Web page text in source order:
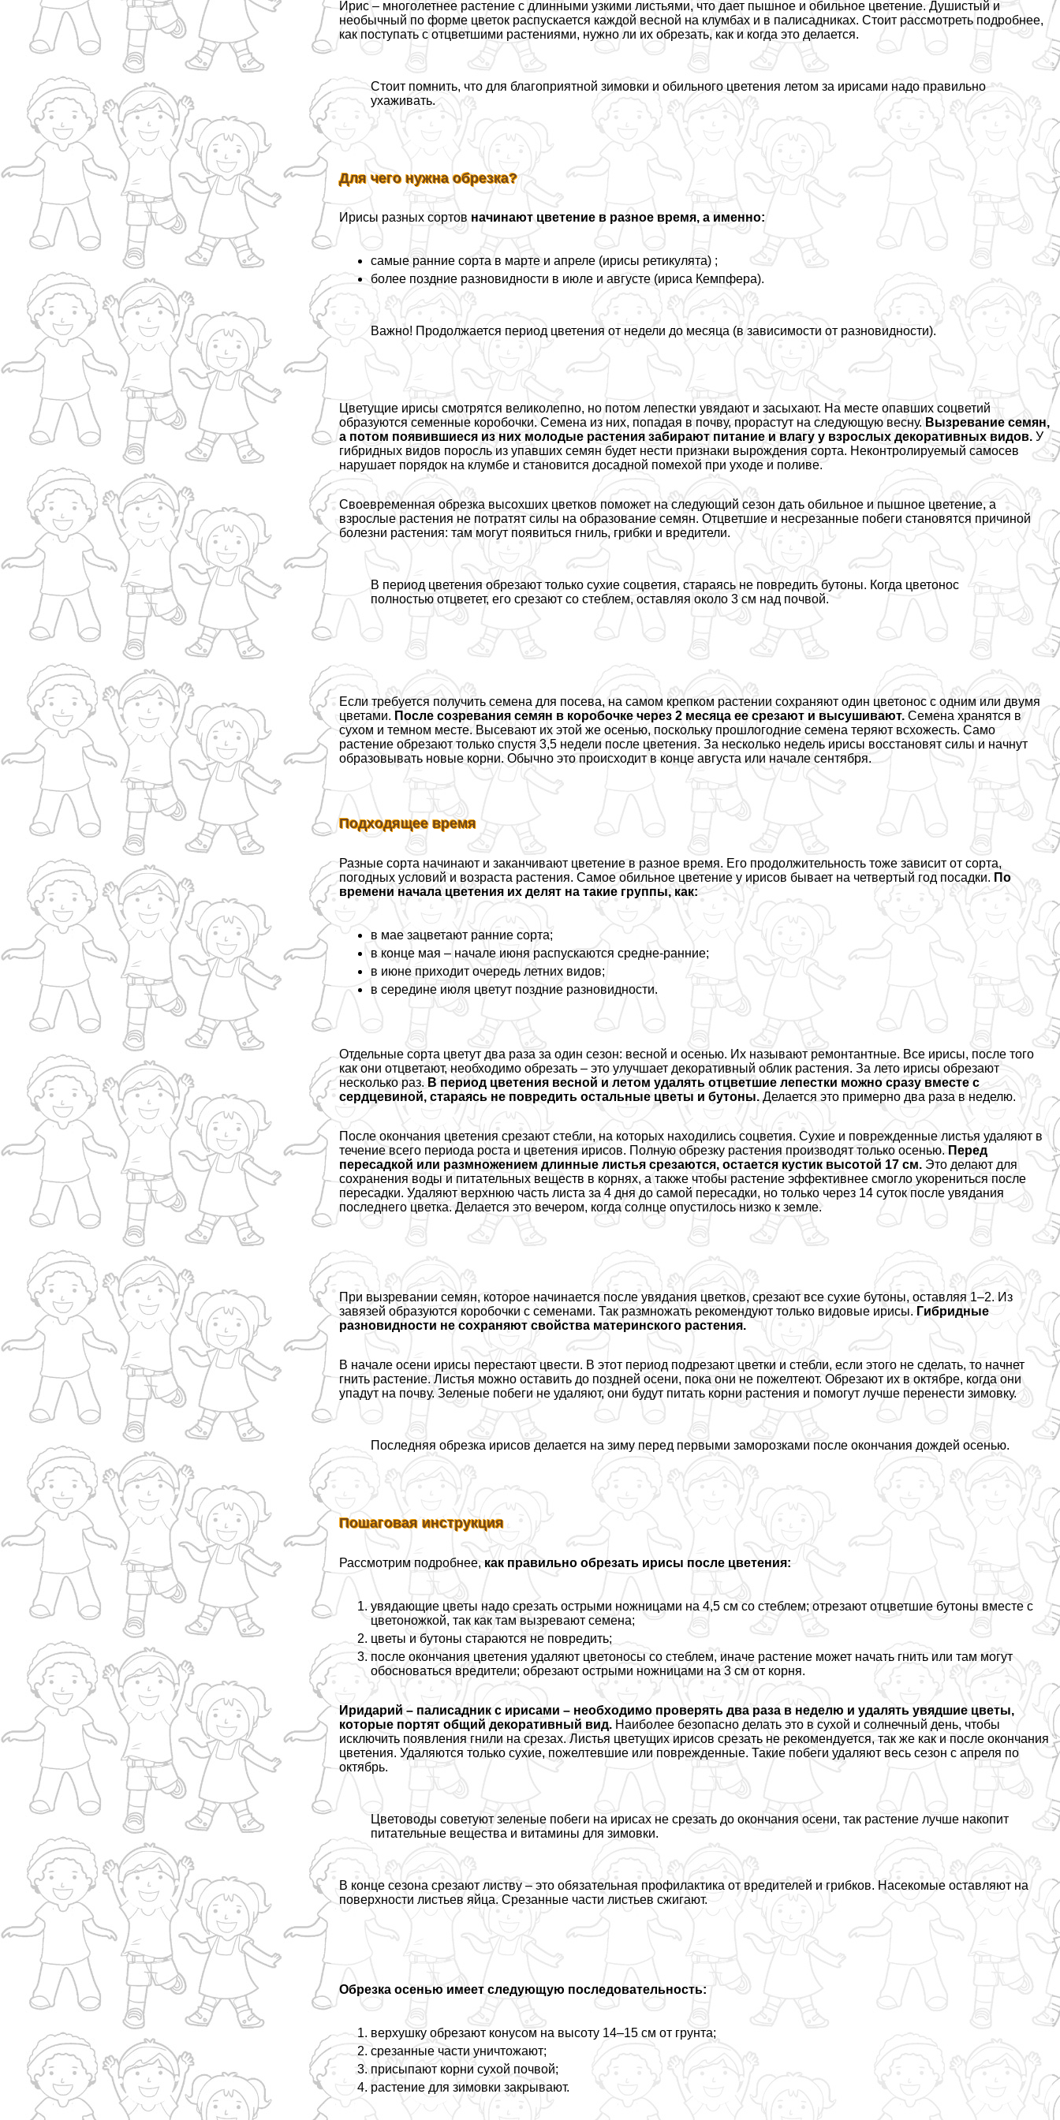
Ирис – многолетнее растение с длинными узкими листьями, что дает пышное и обильное цветение. Душистый и
необычный по форме цветок распускается каждой весной на клумбах и в палисадниках. Стоит рассмотреть подробнее,
как поступать с отцветшими растениями, нужно ли их обрезать, как и когда это делается.
Стоит помнить, что для благоприятной зимовки и обильного цветения летом за ирисами надо правильно
ухаживать.
Для чего нужна обрезка?
Ирисы разных сортов начинают цветение в разное время, а именно:
самые ранние сорта в марте и апреле (ирисы ретикулята) ;
более поздние разновидности в июле и августе (ириса Кемпфера).
Важно! Продолжается период цветения от недели до месяца (в зависимости от разновидности).
Цветущие ирисы смотрятся великолепно, но потом лепестки увядают и засыхают. На месте опавших соцветий
образуются семенные коробочки. Семена из них, попадая в почву, прорастут на следующую весну. Вызревание семян,
а потом появившиеся из них молодые растения забирают питание и влагу у взрослых декоративных видов. У
гибридных видов поросль из упавших семян будет нести признаки вырождения сорта. Неконтролируемый самосев
нарушает порядок на клумбе и становится досадной помехой при уходе и поливе.
Своевременная обрезка высохших цветков поможет на следующий сезон дать обильное и пышное цветение, а
взрослые растения не потратят силы на образование семян. Отцветшие и несрезанные побеги становятся причиной
болезни растения: там могут появиться гниль, грибки и вредители.
В период цветения обрезают только сухие соцветия, стараясь не повредить бутоны. Когда цветонос
полностью отцветет, его срезают со стeблем, оставляя около 3 см над почвой.
Если требуется получить семена для посева, на самом крепком растении сохраняют один цветонос с одним или двумя
цветами. После созревания семян в коробочке через 2 месяца ее срезают и высушивают. Семена хранятся в
сухом и темном месте. Высевают их этой же осенью, поскольку прошлогодние семена теряют всхожесть. Само
растение обрезают только спустя 3,5 недели после цветения. За несколько недель ирисы восстановят силы и начнут
образовывать новые корни. Обычно это происходит в конце августа или начале сентября.
Подходящее время
Разные сорта начинают и заканчивают цветение в разное время. Его продолжительность тоже зависит от сорта,
погодных условий и возраста растения. Самое обильное цветение у ирисов бывает на четвертый год посадки. По
времени начала цветения их делят на такие группы, как:
в мае зацветают ранние сорта;
в конце мая – начале июня распускаются средне-ранние;
в июне приходит очередь летних видов;
в середине июля цветут поздние разновидности.
Отдельные сорта цветут два раза за один сезон: весной и осенью. Их называют ремонтантные. Все ирисы, после того
как они отцветают, необходимо обрезать – это улучшает декоративный облик растения. За лето ирисы обрезают
несколько раз. В период цветения весной и летом удалять отцветшие лепестки можно сразу вместе с
сердцевиной, стараясь не повредить остальные цветы и бутоны. Делается это примерно два раза в неделю.
После окончания цветения срезают стeбли, на которых находились соцветия. Сухие и поврежденные листья удаляют в
течение всего периода роста и цветения ирисов. Полную обрезку растения производят только осенью. Перед
пересадкой или размножением длинные листья срезаются, остается кустик высотой 17 см. Это делают для
сохранения воды и питательных веществ в корнях, а также чтобы растение эффективнее смогло укорениться после
пересадки. Удаляют верхнюю часть листа за 4 дня до самой пересадки, но только через 14 суток после увядания
последнего цветка. Делается это вечером, когда солнце опустилось низко к земле.
При вызревании семян, которое начинается после увядания цветков, срезают все сухие бутоны, оставляя 1–2. Из
завязей образуются коробочки с семенами. Так размножать рекомендуют только видовые ирисы. Гибридные
разновидности не сохраняют свойства материнского растения.
В начале осени ирисы перестают цвести. В этот период подрезают цветки и стeбли, если этого не сделать, то начнет
гнить растение. Листья можно оставить до поздней осени, пока они не пожелтеют. Обрезают их в октябре, когда они
упадут на почву. Зеленые побеги не удаляют, они будут питать корни растения и помогут лучше перенести зимовку.
Последняя обрезка ирисов делается на зиму перед первыми заморозками после окончания дождей осенью.
Пошаговая инструкция
Рассмотрим подробнее, как правильно обрезать ирисы после цветения:
увядающие цветы надо срезать острыми ножницами на 4,5 см со стeблем; отрезают отцветшие бутоны вместе с
цветоножкой, так как там вызревают семена;
цветы и бутоны стараются не повредить;
после окончания цветения удаляют цветоносы со стeблем, иначе растение может начать гнить или там могут
обосноваться вредители; обрезают острыми ножницами на 3 см от корня.
Иридарий – палисадник с ирисами – необходимо проверять два раза в неделю и удалять увядшие цветы,
которые портят общий декоративный вид. Наиболее безопасно делать это в сухой и солнечный день, чтобы
исключить появления гнили на срезах. Листья цветущих ирисов срезать не рекомендуется, так же как и после окончания
цветения. Удаляются только сухие, пожелтевшие или поврежденные. Такие побеги удаляют весь сезон с апреля по
октябрь.
Цветоводы советуют зеленые побеги на ирисах не срезать до окончания осени, так растение лучше накопит
питательные вещества и витамины для зимовки.
В конце сезона срезают листву – это обязательная профилактика от вредителей и грибков. Насекомые оставляют на
поверхности листьев яйца. Срезанные части листьев сжигают.
Обрезка осенью имеет следующую последовательность:
верхушку обрезают конусом на высоту 14–15 см от грунта;
срезанные части уничтожают;
присыпают корни сухой почвой;
растение для зимовки закрывают.